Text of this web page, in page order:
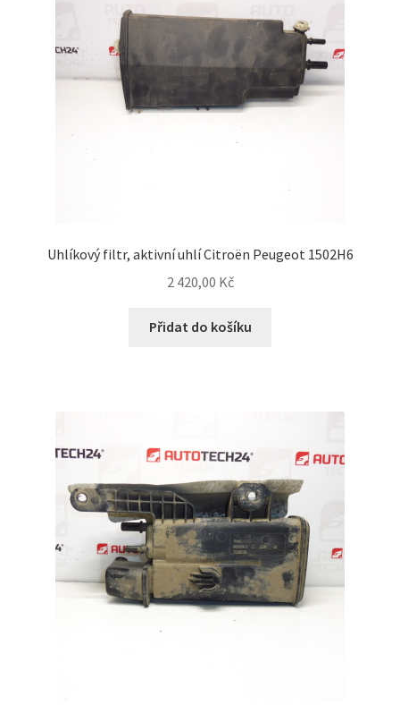
Uhlíkový filtr, aktivní uhlí Citroën Peugeot 1502H6
2 420,00 Kč
Přidat do košíku